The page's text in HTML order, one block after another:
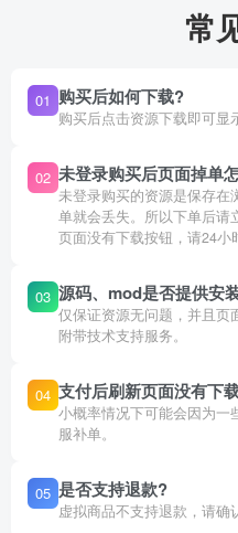
常
01 购买后如何下载?
购买后点击资源下载即可显
02 未登录购买后页面掉单
未登录购买的资源是保存
单就会丢失。所以下单后请
页面没有下载按钮，请24小
03 源码、mod是否提供安
仅保证资源无问题，并且页
附带技术支持服务。
04 支付后刷新页面没有下
小概率情况下可能会因为一
服补单。
05 是否支持退款?
虚拟商品不支持退款，请确